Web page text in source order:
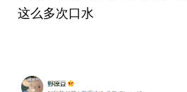
这么多次口水 ​